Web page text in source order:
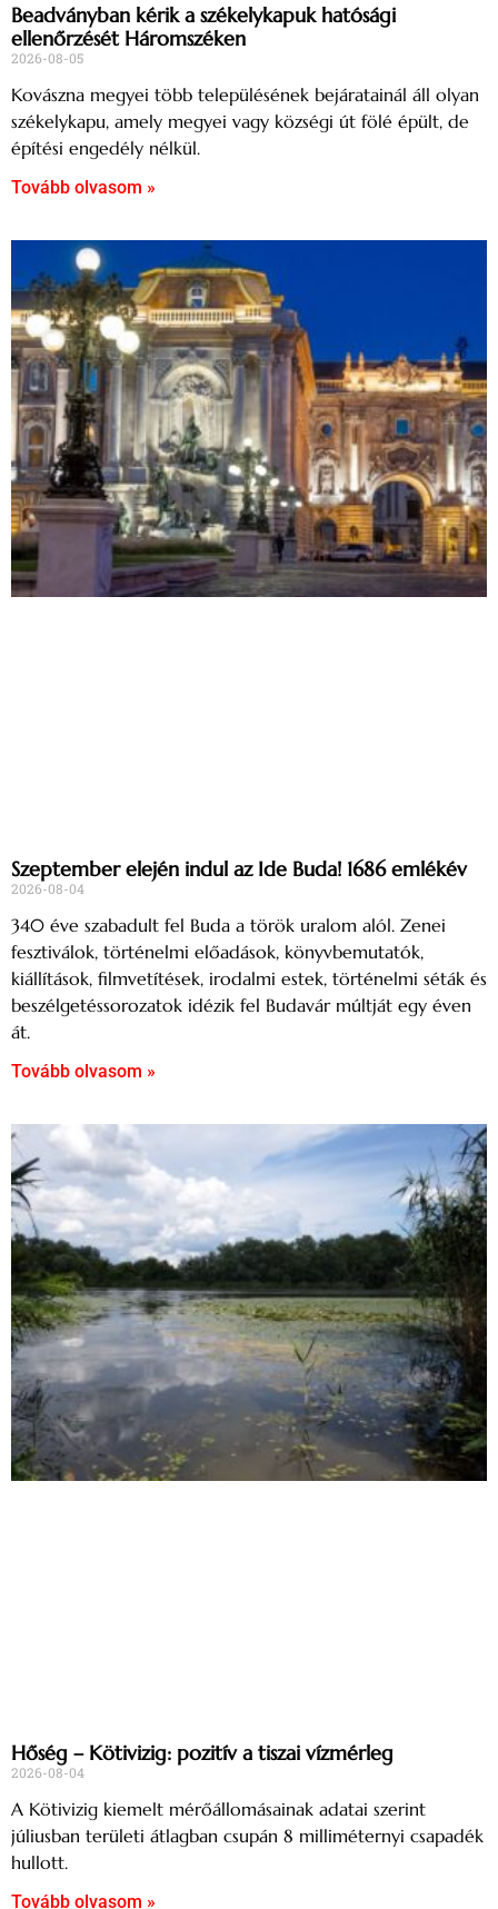
Beadványban kérik a székelykapuk hatósági
ellenőrzését Háromszéken
2026-08-05
Kovászna megyei több településének bejáratainál áll olyan
székelykapu, amely megyei vagy községi út fölé épült, de
építési engedély nélkül.
Tovább olvasom »
Szeptember elején indul az Ide Buda! 1686 emlékév
2026-08-04
340 éve szabadult fel Buda a török uralom alól. Zenei
fesztiválok, történelmi előadások, könyvbemutatók,
kiállítások, filmvetítések, irodalmi estek, történelmi séták és
beszélgetéssorozatok idézik fel Budavár múltját egy éven
át.
Tovább olvasom »
Hőség – Kötivizig: pozitív a tiszai vízmérleg
2026-08-04
A Kötivizig kiemelt mérőállomásainak adatai szerint
júliusban területi átlagban csupán 8 milliméternyi csapadék
hullott.
Tovább olvasom »